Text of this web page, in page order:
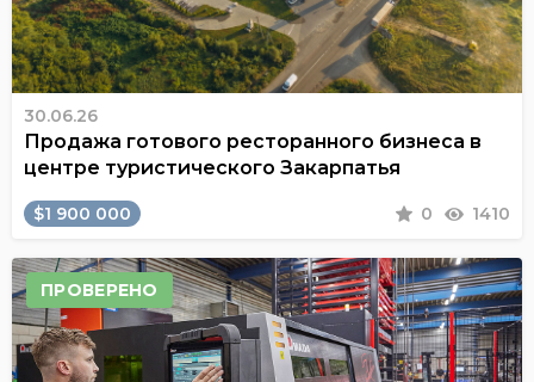
30.06.26
Продажа готового ресторанного бизнеса в
центре туристического Закарпатья
$1 900 000 0 1410
ПРОВЕРЕНО